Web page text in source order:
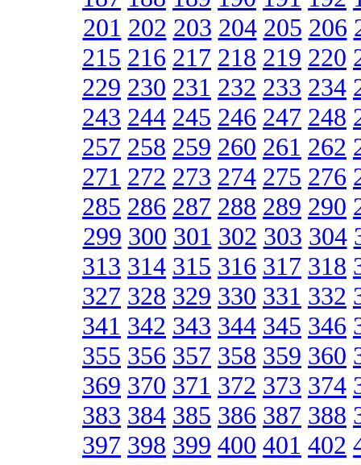
201 202 203 204 205 206
215 216 217 218 219 220
229 230 231 232 233 234
243 244 245 246 247 248
257 258 259 260 261 262
271 272 273 274 275 276
285 286 287 288 289 290
299 300 301 302 303 304
313 314 315 316 317 318
327 328 329 330 331 332
341 342 343 344 345 346
355 356 357 358 359 360
369 370 371 372 373 374
383 384 385 386 387 388
397 398 399 400 401 402